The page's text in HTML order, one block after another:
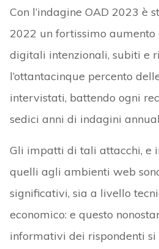
Con l’indagine OAD 2023 è
2022 un fortissimo
digitali intenzionali, subiti e
l’ottantacinque percento
intervistati, battendo ogni
sedici anni di indagini
Gli impatti di tali attacchi, e
quelli agli ambienti web
significativi, sia a livello
economico: e questo
informativi dei rispondenti